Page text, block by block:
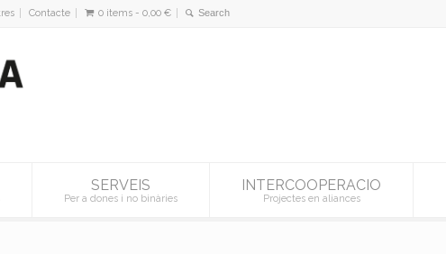
Contacte 0 items - 0,00 €
SERVEIS
Per a dones i no binàries
INTERCOOPERACIO
Projectes en aliances